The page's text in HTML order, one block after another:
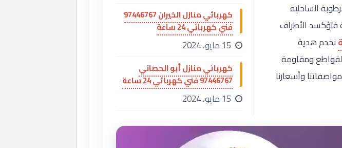
كهربائي منازل الخيران 97446767
فني كهربائي 24 ساعة
15 مايو، 2024
كهربائي منازل أبو الحصاني
97446767 فني كهربائي 24 ساعة
15 مايو، 2024
الساحلية
فتؤكسد الأطراف
نخدم هدية
ومقاومة
وأسعارنا